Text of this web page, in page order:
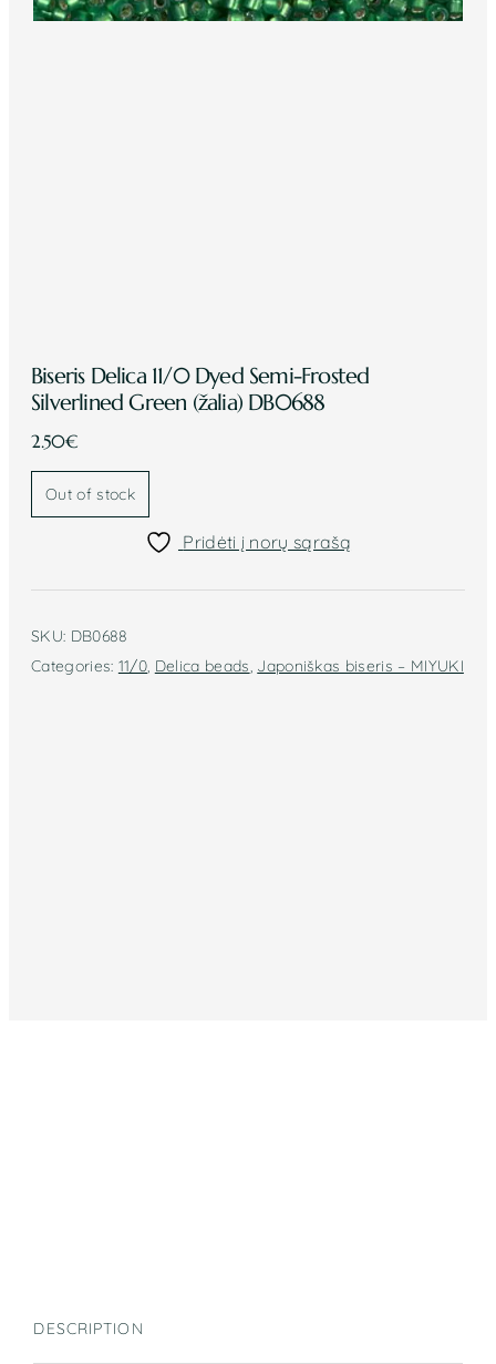
Biseris Delica 11/0 Dyed Semi-Frosted
Silverlined Green (žalia) DB0688
2.50€
Out of stock
Pridėti į norų sąrašą
SKU: DB0688
Categories: 11/0, Delica beads, Japoniškas biseris – MIYUKI
DESCRIPTION